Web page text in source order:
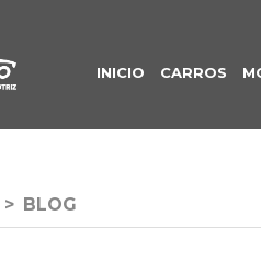
INICIO CARROS
> BLOG